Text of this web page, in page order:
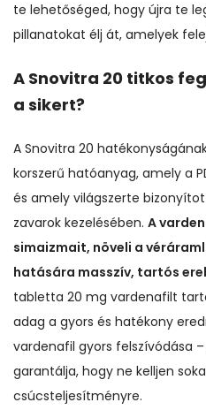
te lehetőséged, hogy újra te
pillanatokat élj át, amelyek
A Snovitra 20 titkos
a sikert?
A Snovitra 20
korszerű hatóanyag, amely a
és amely világszerte
zavarok kezelésében. A
simaizmait, növeli a
hatására masszív, tartós
tabletta 20 mg vardenafilt
adag a gyors és hatékony
vardenafil gyors felszívódása
garantálja, hogy ne kelljen
csúcsteljesítményre.